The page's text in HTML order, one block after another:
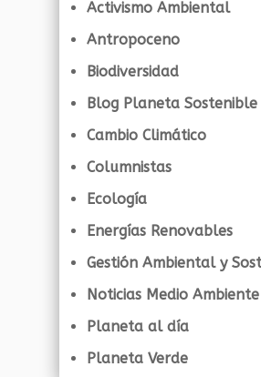
Activismo Ambiental
Antropoceno
Biodiversidad
Blog Planeta Sostenible
Cambio Climático
Columnistas
Ecología
Energías Renovables
Gestión Ambiental y
Noticias Medio Ambiente
Planeta al día
Planeta Verde